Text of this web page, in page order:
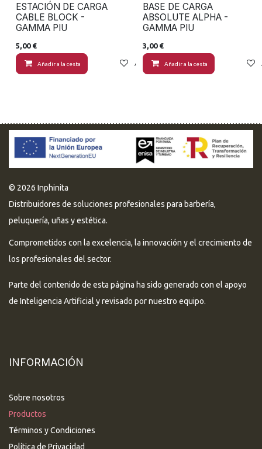
ESTACIÓN DE CARGA
CABLE BLOCK -
GAMMA PIU
5,00€
Añadir a la cesta Añadir a lista de deseos
BASE DE CARGA
ABSOLUTE ALPHA -
GAMMA PIU
3,00€
Añadir a la cesta
© 2026 Inphinita
Distribuidores de soluciones profesionales para barbería,
peluquería, uñas y estética.
Comprometidos con la excelencia, la innovación y el crecimiento de
los profesionales del sector.
Parte del contenido de esta página ha sido generado con el apoyo
de Inteligencia Artificial y revisado por nuestro equipo.
INFORMACIÓN
Sobre nosotros
Productos
Términos y Condiciones
Política de Privacidad